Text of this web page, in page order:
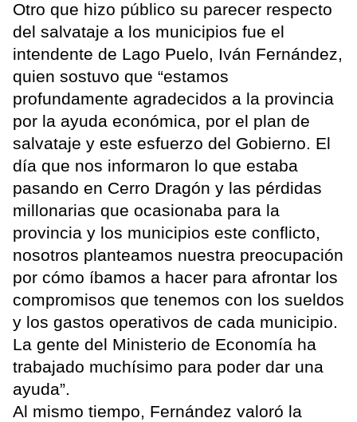
Otro que hizo público su parecer respecto
del salvataje a los municipios fue el
intendente de Lago Puelo, Iván Fernández,
quien sostuvo que “estamos
profundamente agradecidos a la provincia
por la ayuda económica, por el plan de
salvataje y este esfuerzo del Gobierno. El
día que nos informaron lo que estaba
pasando en Cerro Dragón y las pérdidas
millonarias que ocasionaba para la
provincia y los municipios este conflicto,
nosotros planteamos nuestra preocupación
por cómo íbamos a hacer para afrontar los
compromisos que tenemos con los sueldos
y los gastos operativos de cada municipio.
La gente del Ministerio de Economía ha
trabajado muchísimo para poder dar una
ayuda”.
Al mismo tiempo, Fernández valoró la